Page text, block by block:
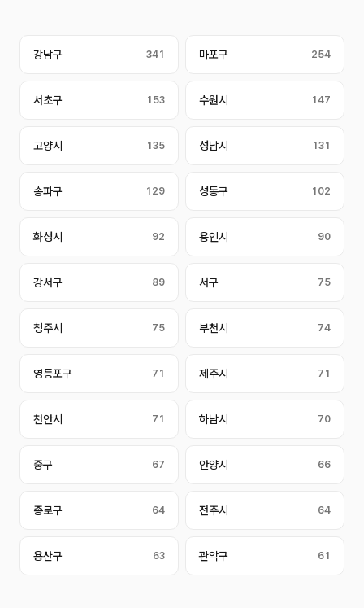
강남구 341 마포구 254
서초구 153 수원시 147
고양시 135 성남시 131
송파구 129 성동구 102
화성시 92 용인시 90
강서구 89 서구 75
청주시 75 부천시 74
영등포구 71 제주시 71
천안시 71 하남시 70
중구 67 안양시 66
종로구 64 전주시 64
용산구 63 관악구 61